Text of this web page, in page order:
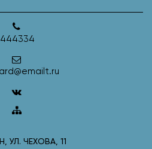
УЛ. ЧЕХОВА, 11